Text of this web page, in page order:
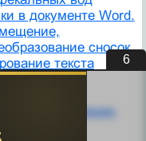
в документе Word.
сносок.
текста
удаление,
6